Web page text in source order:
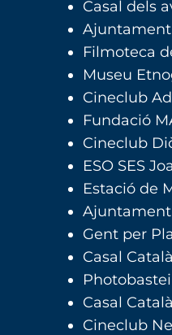
Casal dels
Ajuntament
Filmoteca
Museu
Cineclub
Fundació
Cineclub
ESO SES
Estació de
Gent per
Casal
Casal
Cineclub